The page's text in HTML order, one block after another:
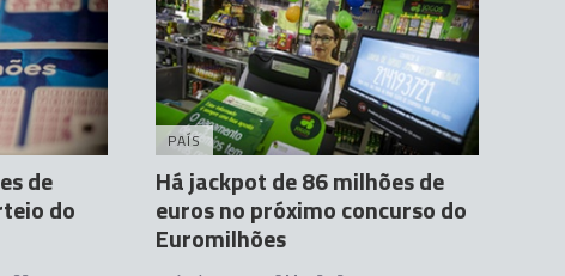
de
do
PAÍS
Há jackpot de 86 milhões de
euros no próximo concurso do
Euromilhões